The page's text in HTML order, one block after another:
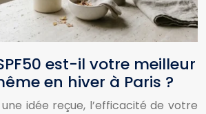
est-il votre meilleur
en hiver à Paris ?
idée reçue, l’efficacité de votre